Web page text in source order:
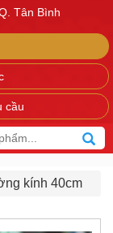
Tân Bình
cầu
kính 40cm